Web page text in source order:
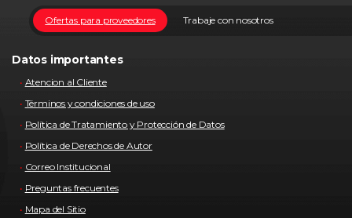
Trabaje con nosotros
Ofertas para proveedores
Datos importantes
Atencion al Cliente
Términos y condiciones de uso
Política de Tratamiento y Protección de Datos
Política de Derechos de Autor
Correo Institucional
Preguntas frecuentes
Mapa del Sitio